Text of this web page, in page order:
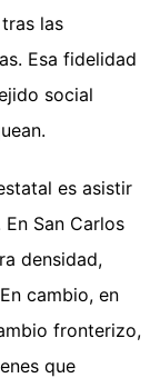
las
Esa fidelidad
social
es asistir
San Carlos
densidad,
cambio, en
fronterizo,
que